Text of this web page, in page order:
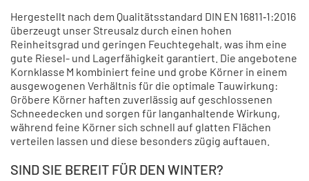
Hergestellt nach dem Qualitätsstandard DIN EN 16811‑1:2016
überzeugt unser Streusalz durch einen hohen
Reinheitsgrad und geringen Feuchtegehalt, was ihm eine
gute Riesel- und Lagerfähigkeit garantiert. Die angebotene
Kornklasse M kombiniert feine und grobe Körner in einem
ausgewogenen Verhältnis für die optimale Tauwirkung:
Gröbere Körner haften zuverlässig auf geschlossenen
Schneedecken und sorgen für langanhaltende Wirkung,
während feine Körner sich schnell auf glatten Flächen
verteilen lassen und diese besonders zügig auftauen.
SIND SIE BEREIT FÜR DEN WINTER?